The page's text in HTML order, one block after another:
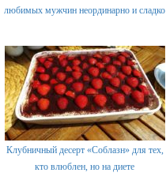
любимых мужчин неординарно и сладко
Клубничный десерт «Соблазн» для тех,
кто влюблен, но на диете